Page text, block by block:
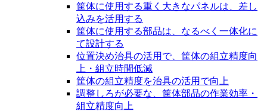
筐体に使用する重く大きなパネルは、差し
込みを活用する
筐体に使用する部品は、なるべく一体化に
て設計する
位置決め治具の活用で、筐体の組立精度向
上・組立時間低減
筐体の組立精度を治具の活用で向上
調整しろが必要な、筐体部品の作業効率・
組立精度向上